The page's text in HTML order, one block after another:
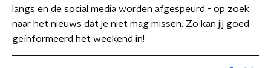
langs en de social media worden afgespeurd - op zoek
naar het nieuws dat je niet mag missen. Zo kan jij goed
geïnformeerd het weekend in!